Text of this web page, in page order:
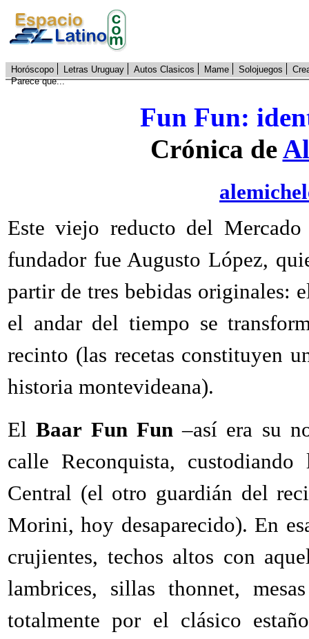
Horóscopo Letras Uruguay Autos Clasicos Mame Solojuegos
Parece que...
Fun Fun:
Crónica de
Este viejo reducto del
fundador fue Augusto López,
partir de tres bebidas originales:
el andar del tiempo se
recinto (las recetas constituyen
historia montevideana).
ElBaar Fun Fun–así era su
calle Reconquista,
Central (el otro guardián del
Morini, hoy desaparecido). En
crujientes, techos altos con
lambrices, sillas thonnet,
totalmente por el clásico